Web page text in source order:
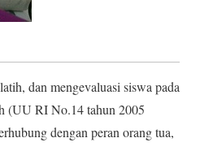
dan mengevaluasi siswa pada
(UU RI No.14 tahun 2005
dengan peran orang tua,